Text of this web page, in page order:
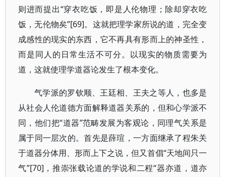
则进而提出“穿衣吃饭，即是人伦物理；除却穿衣吃
饭，无伦物矣”[69]。这就把理学家所说的道，完全变
成感性的现实的东西，它不再具有形而上的神圣性，
而是同人的日常生活不可分。以现实的物质需要为
道，这就使理学道器论发生了根本变化。
气学派的罗钦顺、王廷相、王夫之等人，也多是
从社会人伦道德方面解释道器关系的，但和心学派不
同，他们把“道器”范畴发展为客观论，同理气关系是
属于同一层次的。首先是薛瑄，一方面继承了程朱关
于道器分体用、形而上下之说，但又首倡“天地间只一
气”[70]，推崇张载论道的学说和二程“器亦道，道亦